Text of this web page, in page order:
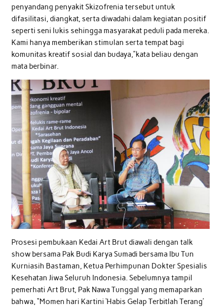
penyandang penyakit Skizofrenia tersebut untuk
difasilitasi, diangkat, serta diwadahi dalam kegiatan positif
seperti seni lukis sehingga masyarakat peduli pada mereka.
Kami hanya memberikan stimulan serta tempat bagi
komunitas kreatif sosial dan budaya,”kata beliau dengan
mata berbinar.
Prosesi pembukaan Kedai Art Brut diawali dengan talk
show bersama Pak Budi Karya Sumadi bersama Ibu Tun
Kurniasih Bastaman, Ketua Perhimpunan Dokter Spesialis
Kesehatan Jiwa Seluruh Indonesia. Sebelumnya tampil
pemerhati Art Brut, Pak Nawa Tunggal yang memaparkan
bahwa, “Momen hari Kartini ‘Habis Gelap Terbitlah Terang’